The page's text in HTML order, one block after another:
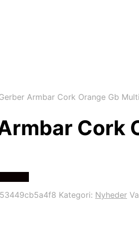
Armbar Cork Orange Gb
Cork
53449cb5a4f8 Kategori: Nyheder